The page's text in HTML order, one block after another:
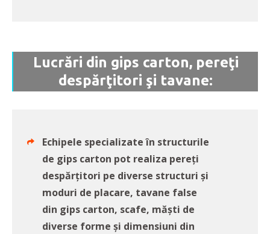
Lucrări din gips carton, pereţi
despărţitori şi tavane:
Echipele specializate în structurile
de gips carton pot realiza pereţi
despărțitori pe diverse structuri şi
moduri de placare, tavane false
din gips carton, scafe, măști de
diverse forme şi dimensiuni din